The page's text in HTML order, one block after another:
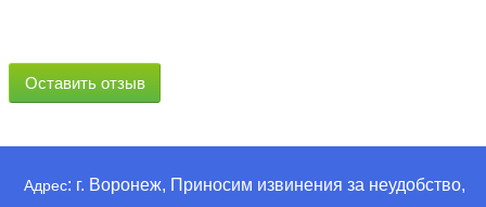
Оставить отзыв
Адрес: г. Воронеж, Приносим извинения за неудобство,